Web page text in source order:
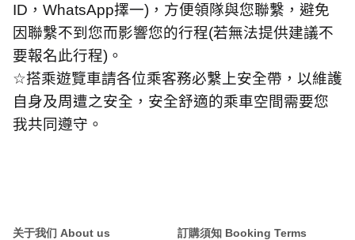
ID ， WhatsApp擇一) ，方便領隊與您聯繫，避免
因聯繫不到您而影響您的行程(若無法提供建議不
要報名此行程) 。
☆搭乘遊覽車請各位乘客務必繫上安全帶，以維護
自身及周遭之安全，安全舒適的乘車空間需要您
我共同遵守。
关于我们 About us 訂購須知 Booking Terms